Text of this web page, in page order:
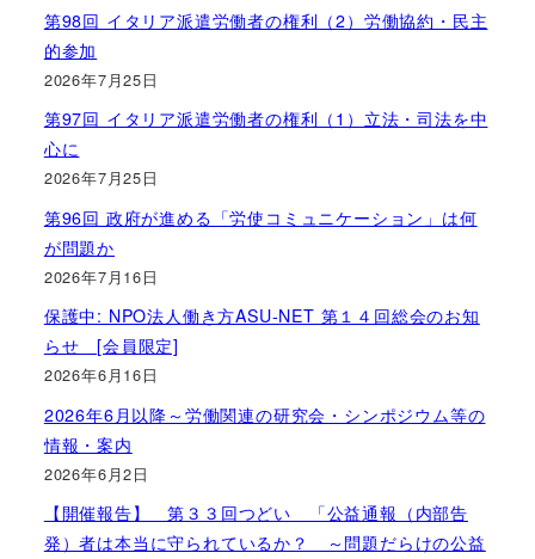
第98回 イタリア派遣労働者の権利（2）労働協約・民主
的参加
2026年7月25日
第97回 イタリア派遣労働者の権利（1）立法・司法を中
心に
2026年7月25日
第96回 政府が進める「労使コミュニケーション」は何
が問題か
2026年7月16日
保護中: NPO法人働き方ASU-NET 第１４回総会のお知
らせ [会員限定]
2026年6月16日
2026年6月以降～労働関連の研究会・シンポジウム等の
情報・案内
2026年6月2日
【開催報告】 第３３回つどい 「公益通報（内部告
発）者は本当に守られているか？ ～問題だらけの公益